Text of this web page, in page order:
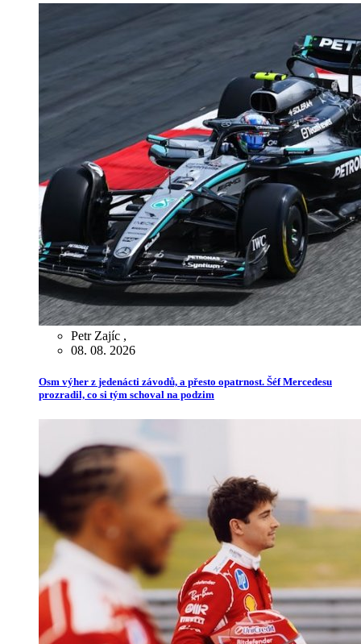
Petr Zajíc ,
08. 08. 2026
Osm výher z jedenácti závodů, a přesto opatrnost. Šéf Mercedesu
prozradil, co si tým schoval na podzim